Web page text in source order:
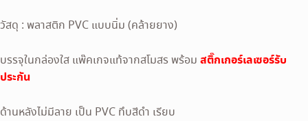
วัสดุ : พลาสติก PVC แบบนิ่ม (คล้ายยาง)
บรรจุในกล่องใส แพ๊คเกจแท้จากสโมสร พร้อม สติ๊กเกอร์เลเซอร์รับ
ประกัน
ด้านหลังไม่มีลาย เป็น PVC ทึบสีดำ เรียบ